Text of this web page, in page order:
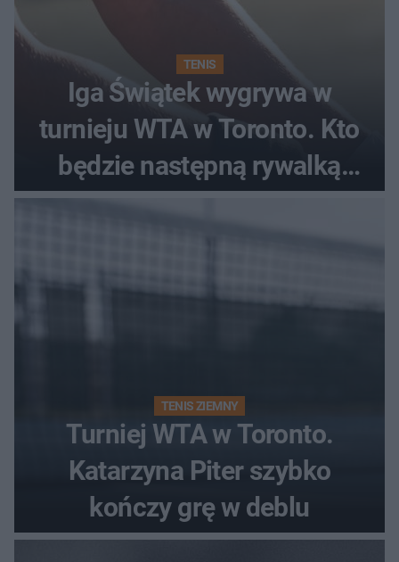
TENIS
Iga Świątek wygrywa w
turnieju WTA w Toronto. Kto
będzie następną rywalką
TENIS ZIEMNY
Turniej WTA w Toronto.
Katarzyna Piter szybko
kończy grę w deblu